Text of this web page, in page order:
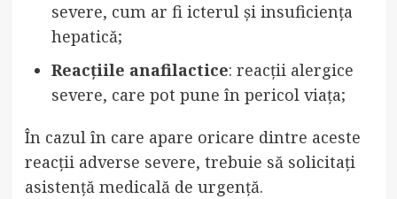
severe, cum ar fi icterul și insuficiența
hepatică;
Reacțiile anafilactice: reacții alergice
severe, care pot pune în pericol viața;
În cazul în care apare oricare dintre aceste
reacții adverse severe, trebuie să solicitați
asistență medicală de urgență.